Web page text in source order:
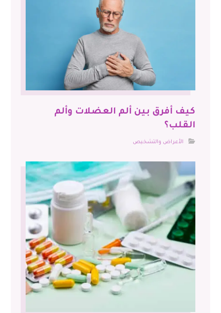
كيف أفرق بين ألم العضلات وألم
القلب؟
الأعراض والتشخيص